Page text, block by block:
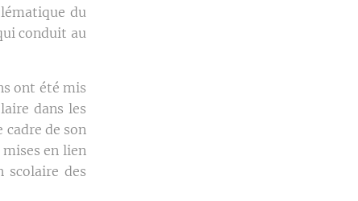
du
conduit au
ont été mis
dans les
cadre de son
en lien
scolaire des